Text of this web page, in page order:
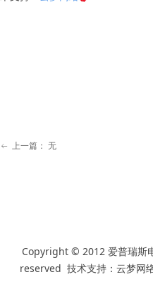
ꂃ 上一篇： 无
Copyright © 2012 爱普瑞斯
reserved 技术支持： 云梦网